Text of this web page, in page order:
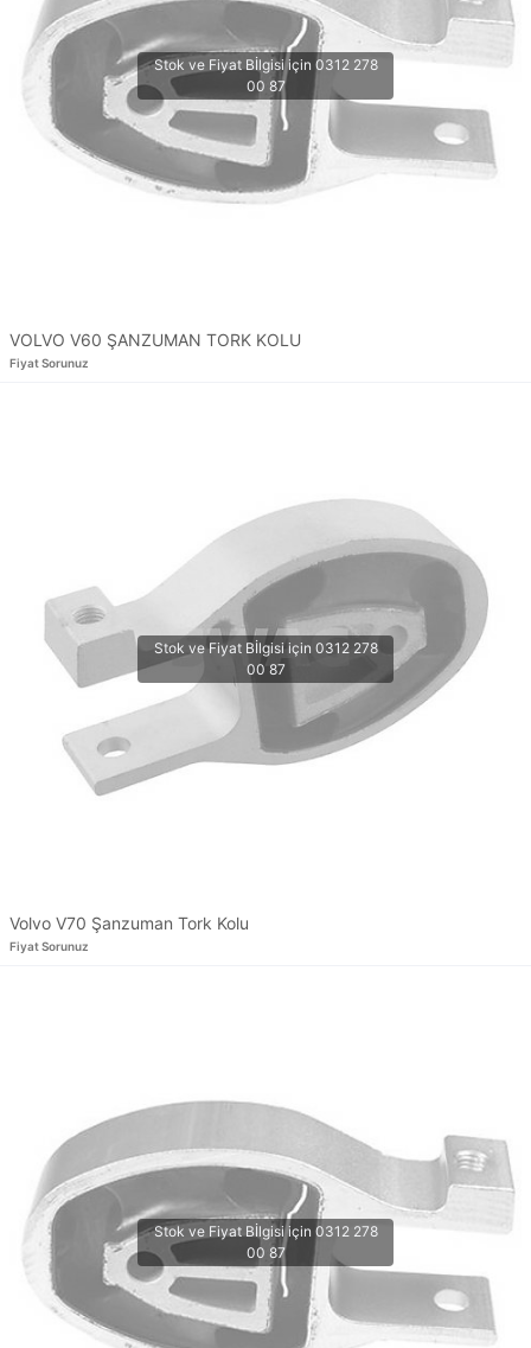
VOLVO V60 ŞANZUMAN TORK KOLU
Fiyat Sorunuz
Volvo V70 Şanzuman Tork Kolu
Fiyat Sorunuz